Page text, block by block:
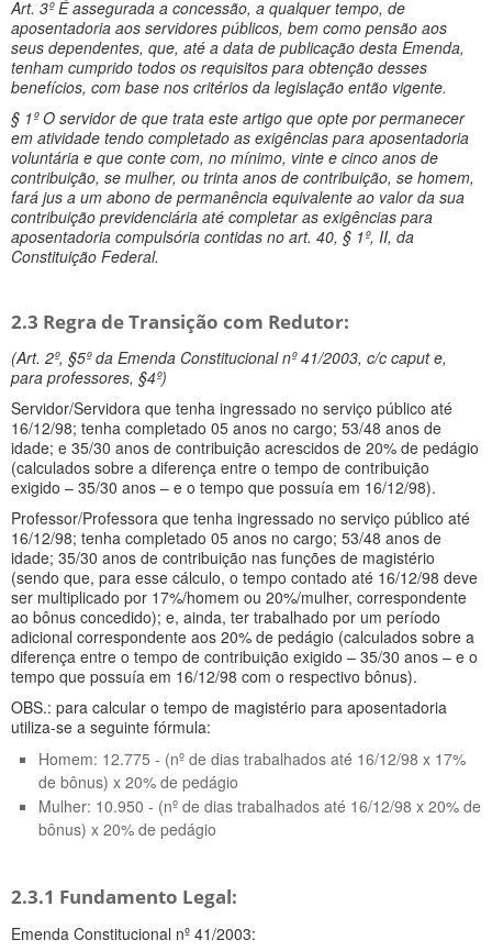
Art. 3º É assegurada a concessão, a qualquer tempo, de
aposentadoria aos servidores públicos, bem como pensão aos
seus dependentes, que, até a data de publicação desta Emenda,
tenham cumprido todos os requisitos para obtenção desses
benefícios, com base nos critérios da legislação então vigente.
§ 1º O servidor de que trata este artigo que opte por permanecer
em atividade tendo completado as exigências para aposentadoria
voluntária e que conte com, no mínimo, vinte e cinco anos de
contribuição, se mulher, ou trinta anos de contribuição, se homem,
fará jus a um abono de permanência equivalente ao valor da sua
contribuição previdenciária até completar as exigências para
aposentadoria compulsória contidas no art. 40, § 1º, II, da
Constituição Federal.
2.3 Regra de Transição com Redutor:
(Art. 2º, §5º da Emenda Constitucional nº 41/2003, c/c caput e,
para professores, §4º)
Servidor/Servidora que tenha ingressado no serviço público até
16/12/98; tenha completado 05 anos no cargo; 53/48 anos de
idade; e 35/30 anos de contribuição acrescidos de 20% de pedágio
(calculados sobre a diferença entre o tempo de contribuição
exigido – 35/30 anos – e o tempo que possuía em 16/12/98).
Professor/Professora que tenha ingressado no serviço público até
16/12/98; tenha completado 05 anos no cargo; 53/48 anos de
idade; 35/30 anos de contribuição nas funções de magistério
(sendo que, para esse cálculo, o tempo contado até 16/12/98 deve
ser multiplicado por 17%/homem ou 20%/mulher, correspondente
ao bônus concedido); e, ainda, ter trabalhado por um período
adicional correspondente aos 20% de pedágio (calculados sobre a
diferença entre o tempo de contribuição exigido – 35/30 anos – e o
tempo que possuía em 16/12/98 com o respectivo bônus).
OBS.: para calcular o tempo de magistério para aposentadoria
utiliza-se a seguinte fórmula:
Homem: 12.775 - (nº de dias trabalhados até 16/12/98 x 17%
de bônus) x 20% de pedágio
Mulher: 10.950 - (nº de dias trabalhados até 16/12/98 x 20% de
bônus) x 20% de pedágio
2.3.1 Fundamento Legal:
Emenda Constitucional nº 41/2003: